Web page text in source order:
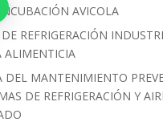
AVICOLA
REFRIGERACIÓN
ALIMENTICIA
DEL MANTENIMIENTO
DE REFRIGERACIÓN Y